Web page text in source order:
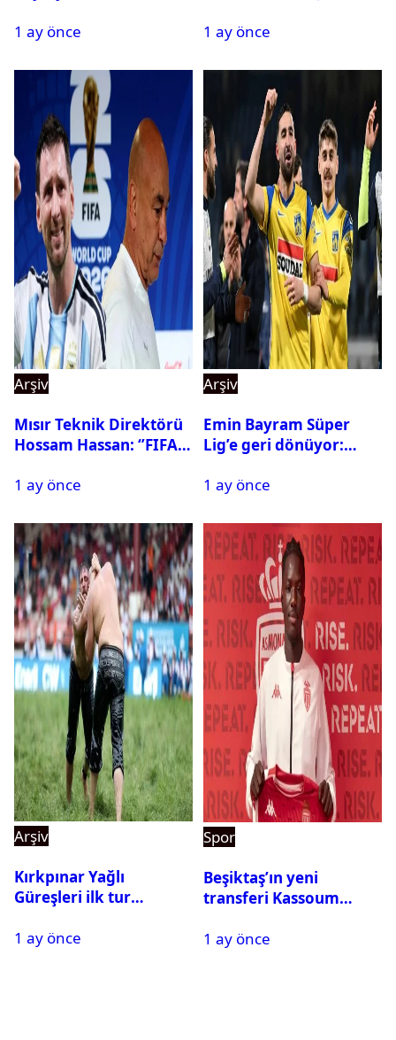
1 ay önce
1 ay önce
Arşiv
Mısır Teknik Direktörü
Hossam Hassan: ‘’FIFA,
istemiyor’’
1 ay önce
Arşiv
Emin Bayram Süper
Lig’e geri dönüyor:
1 ay önce
Arşiv
Kırkpınar Yağlı
Güreşleri ilk tur
2. tura geçen
1 ay önce
Spor
Beşiktaş’ın yeni
transferi Kassoum
gelecek? Resmi
1 ay önce